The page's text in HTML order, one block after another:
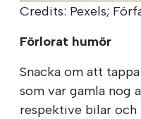
Credits: Pexels;
Förlorat humör
Snacka om att
som var gamla nog
respektive bilar och